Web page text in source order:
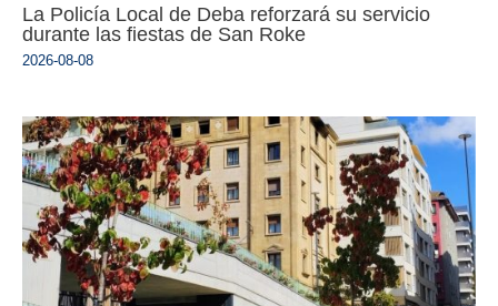
La Policía Local de Deba reforzará su servicio
durante las fiestas de San Roke
2026-08-08